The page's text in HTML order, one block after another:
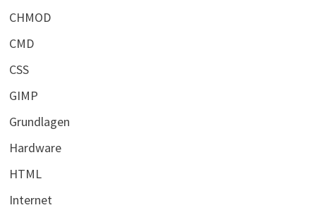
CHMOD
CMD
CSS
GIMP
Grundlagen
Hardware
HTML
Internet